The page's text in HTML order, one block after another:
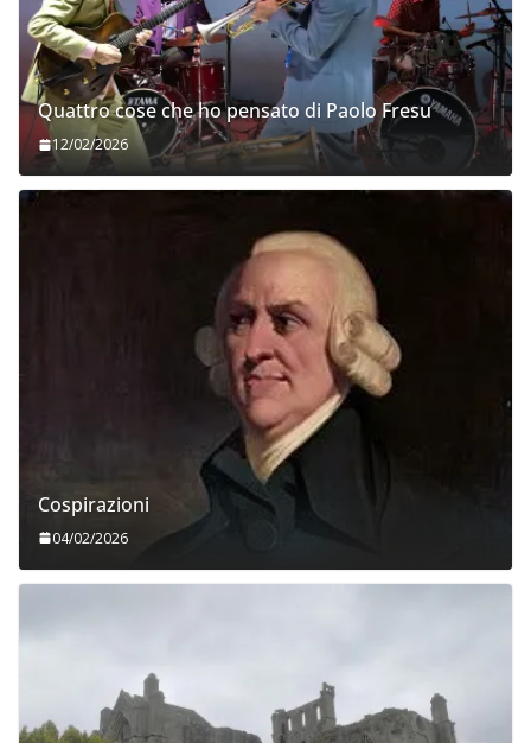
Quattro cose che ho pensato di Paolo Fresu
12/02/2026
Cospirazioni
04/02/2026